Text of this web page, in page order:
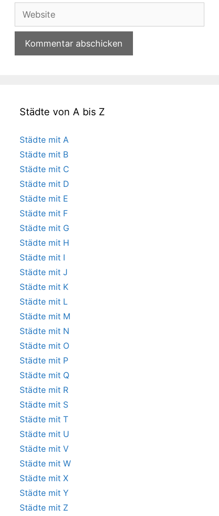
Adresse
Website
Städte von A bis Z
Städte mit A
Städte mit B
Städte mit C
Städte mit D
Städte mit E
Städte mit F
Städte mit G
Städte mit H
Städte mit I
Städte mit J
Städte mit K
Städte mit L
Städte mit M
Städte mit N
Städte mit O
Städte mit P
Städte mit Q
Städte mit R
Städte mit S
Städte mit T
Städte mit U
Städte mit V
Städte mit W
Städte mit X
Städte mit Y
Städte mit Z